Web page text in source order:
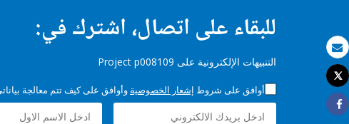
بريد الكتروني
طباعة
Tweet
Share
للبقاء على اتصال، اشترك في:
التنبيهات الإلكترونية على Project p008109
أوافق على شروط إشعار الخصوصية وأوافق على كيف تتم معالجة